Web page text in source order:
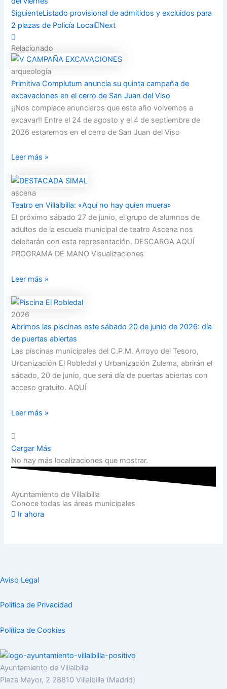
SiguienteListado provisional de admitidos y excluidos para
2 plazas de Policía Local Next
Relacionado
arqueología
Primitiva Complutum anuncia su quinta campaña de
excavaciones en el cerro de San Juan del Viso
¡¡Nos complace anunciaros que este año volvemos a
excavar!! Entre el 24 de agosto y el 4 de septiembre de
2026 estaremos en el cerro de San Juan del Viso
Leer más »
ascena
Teatro en Villalbilla: «Aquí no hay quien muera»
El próximo sábado 27 de junio, el grupo de alumnos de
adultos de la escuela municipal de teatro Ascena nos
deleitarán con esta representación. DESCARGA AQUÍ
PROGRAMA DE MANO Visualizaciones
Leer más »
2026
Abrimos las piscinas este sábado 20 de junio de 2026: día
de puertas abiertas
Las piscinas municipales del C.P.M. Arroyo del Tesoro,
Urbanización El Robledal y Urbanización Zulema, abrirán el
sábado, 20 de junio, que será día de puertas abiertas con
acceso gratuito. AQUÍ
Leer más »
Cargar Más
No hay más localizaciones que mostrar.
Ayuntamiento de Villalbilla
Conoce todas las áreas municipales
Ir ahora
Aviso Legal
Politica de Privacidad
Política de Cookies
Ayuntamiento de Villalbilla
Plaza Mayor, 2 28810 Villalbilla (Madrid)